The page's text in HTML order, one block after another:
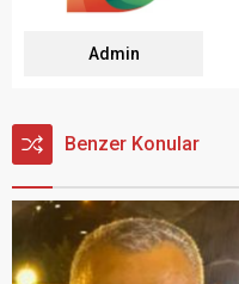
Admin
Benzer Konular